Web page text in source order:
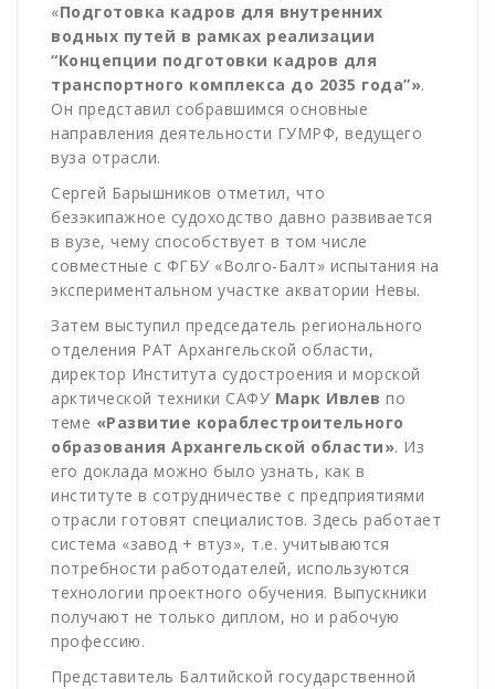
«Подготовка кадров для внутренних
водных путей в рамках реализации
“Концепции подготовки кадров для
транспортного комплекса до 2035 года”».
Он представил собравшимся основные
направления деятельности ГУМРФ, ведущего
вуза отрасли.
Сергей Барышников отметил, что
безэкипажное судоходство давно развивается
в вузе, чему способствует в том числе
совместные с ФГБУ «Волго-Балт» испытания на
экспериментальном участке акватории Невы.
Затем выступил председатель регионального
отделения РАТ Архангельской области,
директор Института судостроения и морской
арктической техники САФУ Марк Ивлев по
теме «Развитие кораблестроительного
образования Архангельской области». Из
его доклада можно было узнать, как в
институте в сотрудничестве с предприятиями
отрасли готовят специалистов. Здесь работает
система «завод + втуз», т.е. учитываются
потребности работодателей, используются
технологии проектного обучения. Выпускники
получают не только диплом, но и рабочую
профессию.
Представитель Балтийской государственной